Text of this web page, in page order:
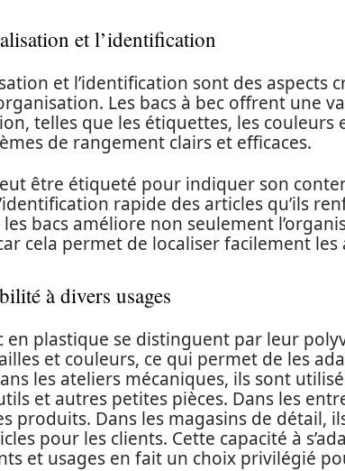
et l’identification
et l’identification sont des aspects
Les bacs à bec offrent une
telles que les étiquettes, les couleurs
de rangement clairs et efficaces.
être étiqueté pour indiquer son
rapide des articles qu’ils
bacs améliore non seulement
cela permet de localiser facilement les
à divers usages
en plastique se distinguent par leur
et couleurs, ce qui permet de les
les ateliers mécaniques, ils sont
et autres petites pièces. Dans les
produits. Dans les magasins de détail,
pour les clients. Cette capacité à
et usages en fait un choix privilégié